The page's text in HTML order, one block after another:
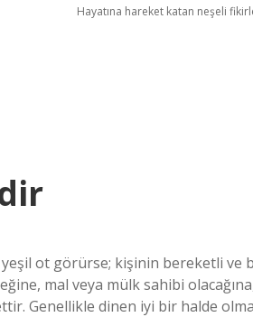
Hayatına hareket katan neşeli
ot görürse; kişinin bereketli ve
mal veya mülk sahibi
Genellikle dinen iyi bir halde